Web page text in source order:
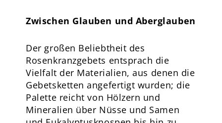
Zwischen Glauben und Aberglauben
Der großen Beliebtheit des
Rosenkranzgebets entsprach die
Vielfalt der Materialien, aus denen die
Gebetsketten angefertigt wurden; die
Palette reicht von Hölzern und
Mineralien über Nüsse und Samen